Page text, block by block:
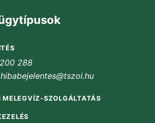
288
MELEGVÍZ-SZOLGÁLTATÁS